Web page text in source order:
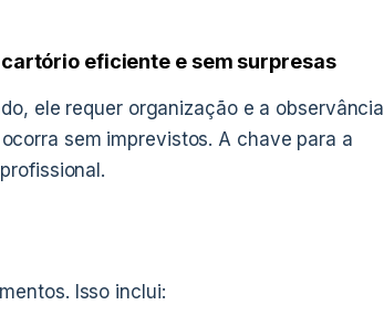
eficiente e sem surpresas
ele requer organização e a observância
sem imprevistos. A chave para a
Isso inclui: